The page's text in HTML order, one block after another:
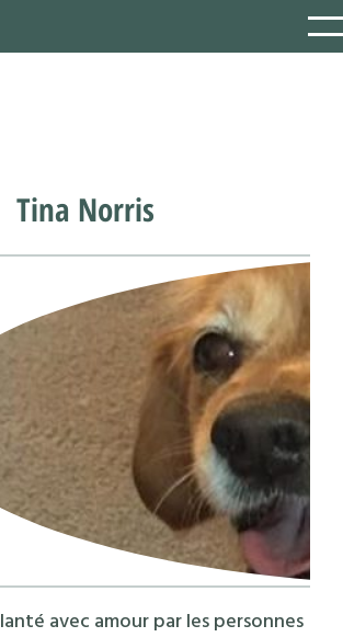
Tina Norris
avec amour par les personnes